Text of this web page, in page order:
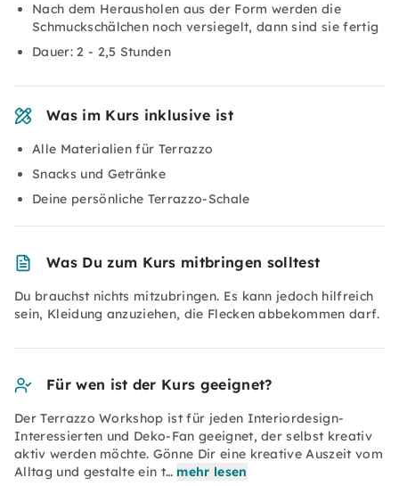
Nach dem Herausholen aus der Form werden die
Schmuckschälchen noch versiegelt, dann sind sie fertig
Dauer: 2 - 2,5 Stunden
Was im Kurs inklusive ist
Alle Materialien für Terrazzo
Snacks und Getränke
Deine persönliche Terrazzo-Schale
Was Du zum Kurs mitbringen solltest
Du brauchst nichts mitzubringen. Es kann jedoch hilfreich
sein, Kleidung anzuziehen, die Flecken abbekommen darf.
Für wen ist der Kurs geeignet?
Der Terrazzo Workshop ist für jeden Interiordesign-
Interessierten und Deko-Fan geeignet, der selbst kreativ
aktiv werden möchte. Gönne Dir eine kreative Auszeit vom
Alltag und gestalte ein t… mehr lesen